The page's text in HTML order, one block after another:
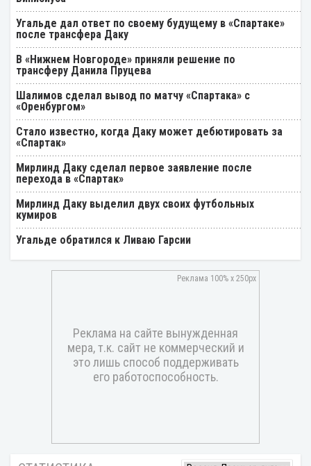
Угальде дал ответ по своему будущему в «Спартаке»
после трансфера Даку
В «Нижнем Новгороде» приняли решение по
трансферу Данила Пруцева
Шалимов сделал вывод по матчу «Спартака» с
«Оренбургом»
Стало известно, когда Даку может дебютировать за
«Спартак»
Мирлинд Даку сделал первое заявление после
перехода в «Спартак»
Мирлинд Даку выделил двух своих футбольных
кумиров
Угальде обратился к Ливаю Гарсии